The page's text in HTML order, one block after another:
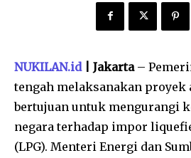
NUKILAN.id| Jakarta –
tengah melaksanakan proyek
bertujuan untuk mengurangi
negara terhadap impor
(LPG). Menteri Energi dan